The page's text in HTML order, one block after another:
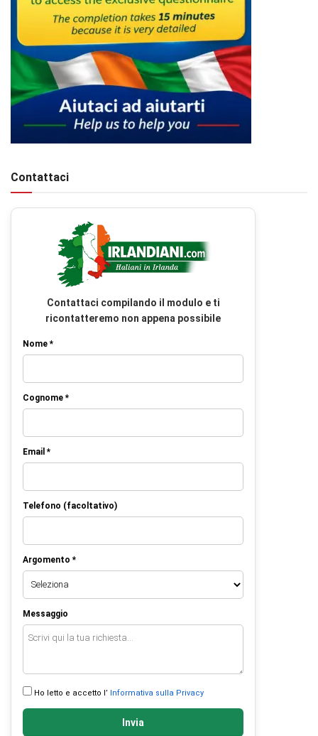
Contattaci
Contattaci compilando il modulo e ti
ricontatteremo non appena possibile
Nome *
Cognome *
Email *
Telefono (facoltativo)
Argomento *
Messaggio
Ho letto e accetto l’ Informativa sulla Privacy
Invia